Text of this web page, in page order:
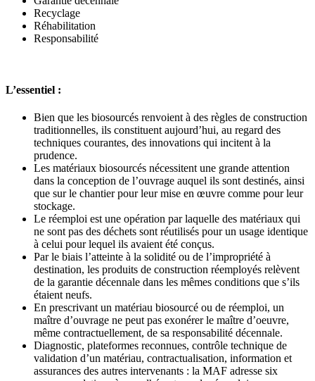
Recyclage
Réhabilitation
Responsabilité
L’essentiel :
Bien que les biosourcés renvoient à des règles de construction
traditionnelles, ils constituent aujourd’hui, au regard des
techniques courantes, des innovations qui incitent à la
prudence.
Les matériaux biosourcés nécessitent une grande attention
dans la conception de l’ouvrage auquel ils sont destinés, ainsi
que sur le chantier pour leur mise en œuvre comme pour leur
stockage.
Le réemploi est une opération par laquelle des matériaux qui
ne sont pas des déchets sont réutilisés pour un usage identique
à celui pour lequel ils avaient été conçus.
Par le biais l’atteinte à la solidité ou de l’impropriété à
destination, les produits de construction réemployés relèvent
de la garantie décennale dans les mêmes conditions que s’ils
étaient neufs.
En prescrivant un matériau biosourcé ou de réemploi, un
maître d’ouvrage ne peut pas exonérer le maître d’oeuvre,
même contractuellement, de sa responsabilité décennale.
Diagnostic, plateformes reconnues, contrôle technique de
validation d’un matériau, contractualisation, information et
assurances des autres intervenants : la MAF adresse six